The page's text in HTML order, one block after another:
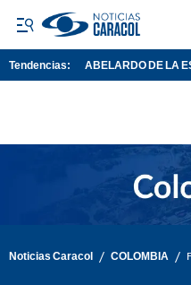
Tendencias: ABELARDO DE LA
Noticias Caracol / COLOMBIA /